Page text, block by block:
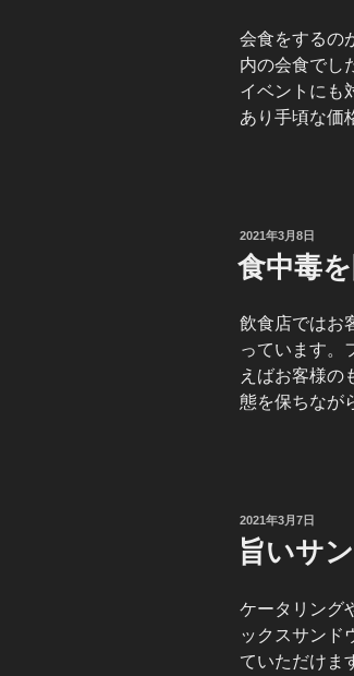
会食をするの
内の会食でし
イベントにも
あり手頃な価
投
稿
日:
2021年3月8日
食中毒
飲食店ではお
っています。
えばお客様の
態を保ちなが
投
稿
日:
2021年3月7日
旨いサ
ケータリング
ックスサンド
ていただけま